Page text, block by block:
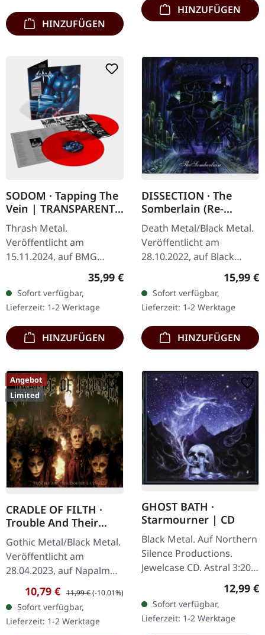
HINZUFÜGEN
HINZUFÜGEN
SODOM · Tapping The
Vein | TRANSPARENT
RED 2LP
Thrash Metal.
Veröffentlicht am
15.11.2024, auf BMG
Rights Management.
Doppel-Vinyl im Gatefold-
Cover mit Studioalbum
Remastered…
Regulärer Preis:
35,99 €
Sofort verfügbar,
Lieferzeit: 1-2 Werktage
HINZUFÜGEN
DISSECTION · The
Somberlain (Re-
Release) | CD
Death Metal/Black Metal.
Veröffentlicht am
28.10.2022, auf Black
Lodge Records. CD im
Standard-Jewelcase.
Remastered von Dan
Swanö. Als Dissection…
15,99 €
Sofort verfügbar,
Lieferzeit: 1-2 Werktage
HINZUFÜGEN
Angebot
Limited
CRADLE OF FILTH ·
Trouble And Their
Double Lives |
DIGISLEEVE 2CD
Gothic Metal/Black Metal.
Veröffentlicht am
28.04.2023, auf Napalm
Records. Digisleeve CD,
Zwei CDs, 12-seitiges
Booklet. Limitierte
Auflage. Cradle…
Verkaufspreis:
10,79 € Regulärer Preis:
11,99 €(-10.01%)
Sofort verfügbar,
Lieferzeit: 1-2 Werktage
GHOST BATH ·
Starmourner | CD
Black Metal. Auf Northern
Silence Productions.
Jewelcase CD. Astral 3:20
Seraphic 5:50 Ambrosial
Celestial 8:14 Angelic
5:23…
12,99 €
Sofort verfügbar,
Lieferzeit: 1-2 Werktage